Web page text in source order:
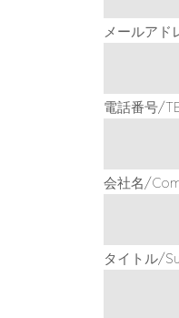
メールア
電話番号/
会社名/
タイトル/